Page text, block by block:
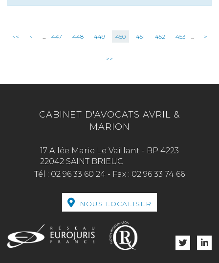
<< < ... 447 448 449 450 451 452 453 ... >
>>
CABINET D'AVOCATS AVRIL &
MARION
17 Allée Marie Le Vaillant - BP 4223
22042 SAINT BRIEUC
Tél : 02 96 33 60 24 - Fax : 02 96 33 74 66
NOUS LOCALISER